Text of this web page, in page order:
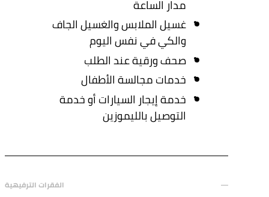
مدار الساعة
غسيل الملابس والغسيل الجاف
والكي في نفس اليوم
صحف ورقية عند الطلب
خدمات مجالسة الأطفال
خدمة إيجار السيارات أو خدمة
التوصيل بالليموزين
الفقرات الترفيهية